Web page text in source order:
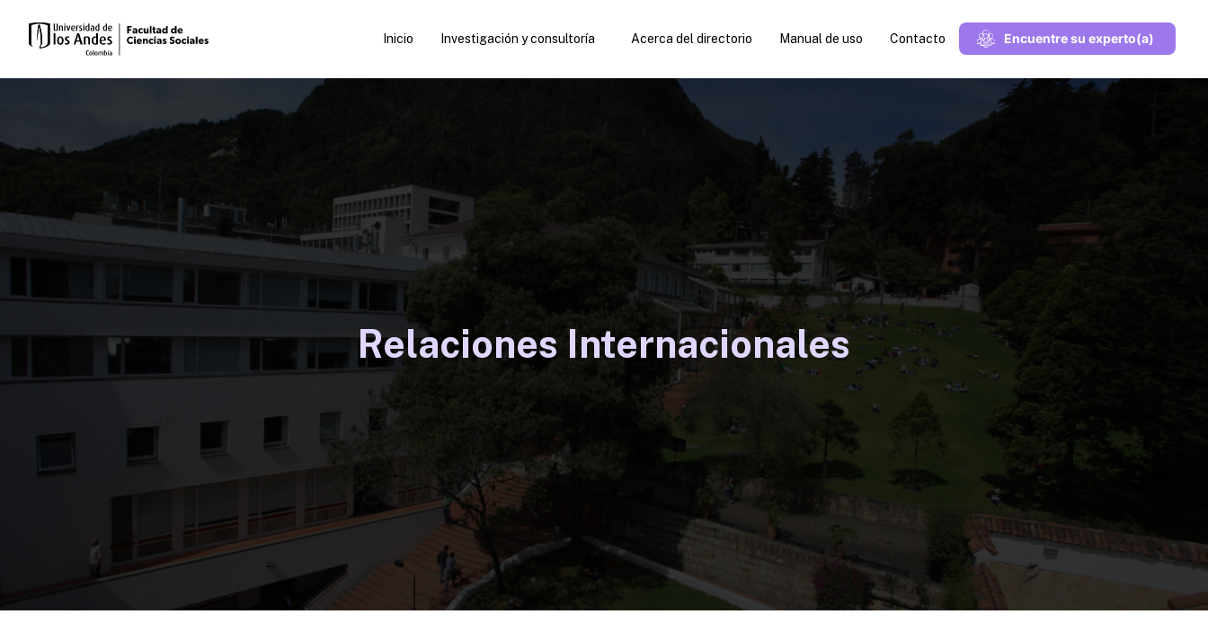
Inicio Investigación y consultoría Acerca del directorio Manual de uso Contacto Encuentre su experto(a)
Relaciones Internacionales